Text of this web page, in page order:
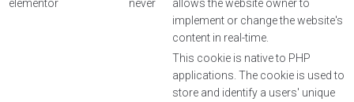
elementor never
allows the website owner to
implement or change the website's
content in real-time.
This cookie is native to PHP
applications. The cookie is used to
store and identify a users' unique